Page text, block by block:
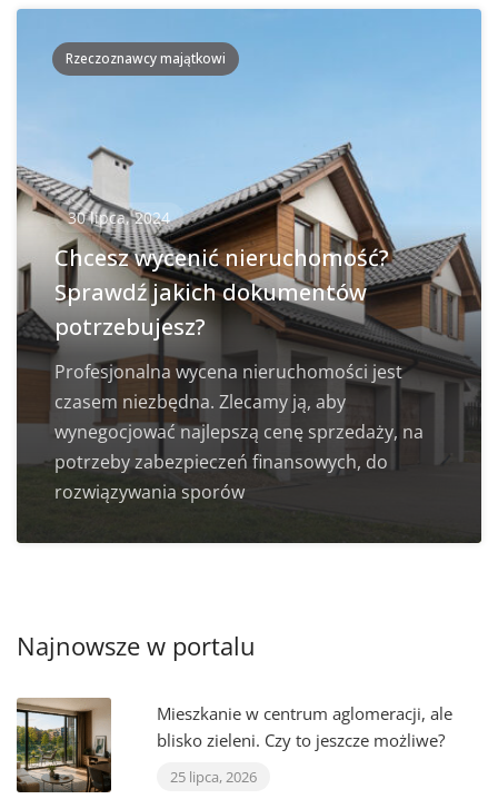
Rzeczoznawcy majątkowi
30 lipca, 2024
Chcesz wycenić nieruchomość?
Sprawdź jakich dokumentów
potrzebujesz?
Profesjonalna wycena nieruchomości jest
czasem niezbędna. Zlecamy ją, aby
wynegocjować najlepszą cenę sprzedaży, na
potrzeby zabezpieczeń finansowych, do
rozwiązywania sporów
Najnowsze w portalu
Mieszkanie w centrum aglomeracji, ale
blisko zieleni. Czy to jeszcze możliwe?
25 lipca, 2026